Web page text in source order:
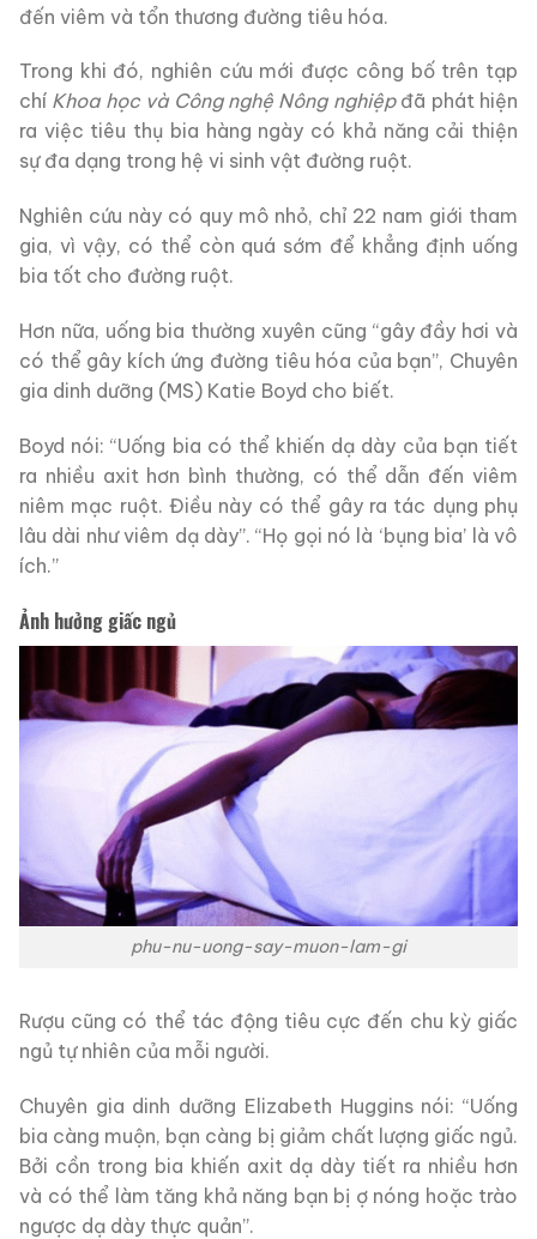
đến viêm và tổn thương đường tiêu hóa.
Trong khi đó, nghiên cứu mới được công bố trên tạp
chí Khoa học và Công nghệ Nông nghiệp đã phát hiện
ra việc tiêu thụ bia hàng ngày có khả năng cải thiện
sự đa dạng trong hệ vi sinh vật đường ruột.
Nghiên cứu này có quy mô nhỏ, chỉ 22 nam giới tham
gia, vì vậy, có thể còn quá sớm để khẳng định uống
bia tốt cho đường ruột.
Hơn nữa, uống bia thường xuyên cũng “gây đầy hơi và
có thể gây kích ứng đường tiêu hóa của bạn”, Chuyên
gia dinh dưỡng (MS) Katie Boyd cho biết.
Boyd nói: “Uống bia có thể khiến dạ dày của bạn tiết
ra nhiều axit hơn bình thường, có thể dẫn đến viêm
niêm mạc ruột. Điều này có thể gây ra tác dụng phụ
lâu dài như viêm dạ dày”. “Họ gọi nó là ‘bụng bia’ là vô
ích.”
Ảnh hưởng giấc ngủ
phu-nu-uong-say-muon-lam-gi
Rượu cũng có thể tác động tiêu cực đến chu kỳ giấc
ngủ tự nhiên của mỗi người.
Chuyên gia dinh dưỡng Elizabeth Huggins nói: “Uống
bia càng muộn, bạn càng bị giảm chất lượng giấc ngủ.
Bởi cồn trong bia khiến axit dạ dày tiết ra nhiều hơn
và có thể làm tăng khả năng bạn bị ợ nóng hoặc trào
ngược dạ dày thực quản”.